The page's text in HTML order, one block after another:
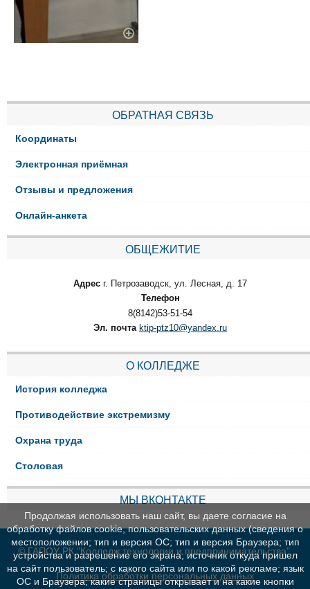
ОБРАТНАЯ СВЯЗЬ
Координаты
Электронная приёмная
Отзывы и предложения
Онлайн-анкета
ОБЩЕЖИТИЕ
Адрес г. Петрозаводск, ул. Лесная, д. 17
Телефон
8(8142)53-51-54
Эл. почта ktip-ptz10@yandex.ru
О КОЛЛЕДЖЕ
История колледжа
Противодействие экстремизму
Охрана труда
Столовая
МЫ ВКОНТАКТЕ
© ГАПОУ РК "Колледж технологии и предпринимательства"
Политика обработки персональных данных
Продолжая использовать наш сайт, вы даете согласие на
обработку файлов cookie, пользовательских данных (сведения о
местоположении; тип и версия ОС; тип и версия Браузера; тип
устройства и разрешение его экрана; источник откуда пришел
на сайт пользователь; с какого сайта или по какой рекламе; язык
ОС и Браузера; какие страницы открывает и на какие кнопки